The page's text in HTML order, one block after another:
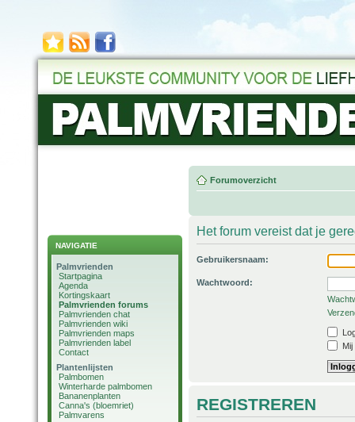
NAVIGATIE
Palmvrienden
Startpagina
Agenda
Kortingskaart
Palmvrienden forums
Palmvrienden chat
Palmvrienden wiki
Palmvrienden maps
Palmvrienden label
Contact
Plantenlijsten
Palmbomen
Winterharde palmbomen
Bananenplanten
Canna's (bloemriet)
Palmvarens
Forumoverzicht
Het forum vereist dat je
Gebruikersnaam:
Wachtwoord:
REGISTREREN